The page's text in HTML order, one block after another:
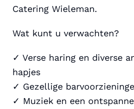
Catering Wieleman.
Wat kunt u verwachten?
✓ Verse haring en diverse
hapjes
✓ Gezellige
✓ Muziek en een